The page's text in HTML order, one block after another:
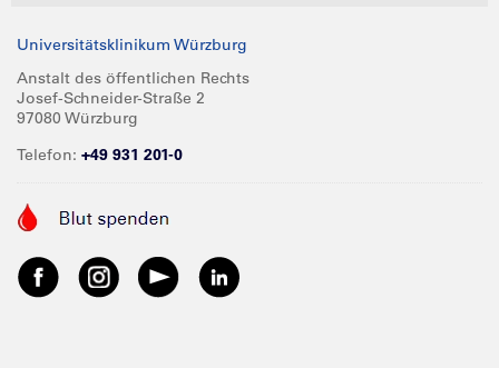
Universitätsklinikum Würzburg
Anstalt des öffentlichen Rechts
Josef-Schneider-Straße 2
97080 Würzburg
Telefon: +49 931 201-0